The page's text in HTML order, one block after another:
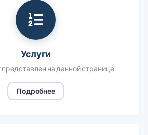
Услуги
представлен на данной странице.
Подробнее